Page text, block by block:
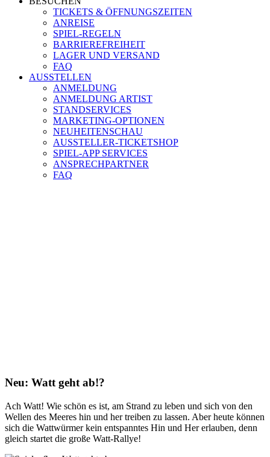
TICKETS & ÖFFNUNGSZEITEN
ANREISE
SPIEL-REGELN
BARRIEREFREIHEIT
LAGER UND VERSAND
FAQ
AUSSTELLEN
ANMELDUNG
ANMELDUNG ARTIST
STANDSERVICES
MARKETING-OPTIONEN
NEUHEITENSCHAU
AUSSTELLER-TICKETSHOP
SPIEL-APP SERVICES
ANSPRECHPARTNER
FAQ
Neu: Watt geht ab!?
Ach Watt! Wie schön es ist, am Strand zu leben und sich von den
Wellen des Meeres hin und her treiben zu lassen. Aber heute können
sich die Wattwürmer kein entspanntes Hin und Her erlauben, denn
gleich startet die große Watt-Rallye!